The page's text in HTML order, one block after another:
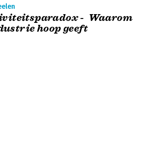
- Waarom
hoop geeft